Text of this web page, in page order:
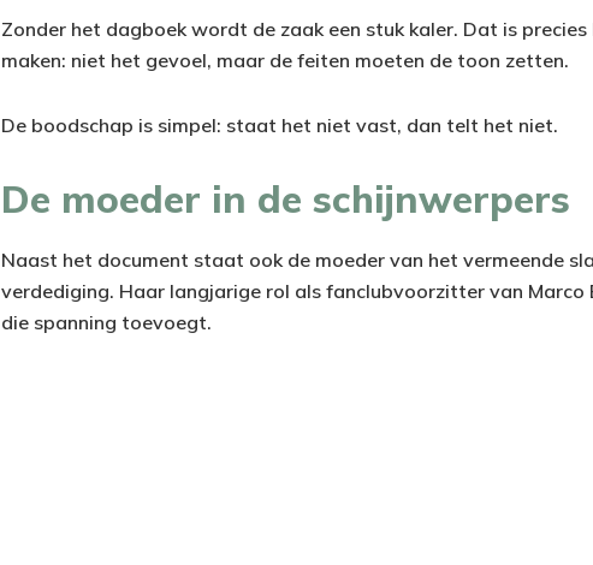
Zonder het dagboek wordt de zaak een stuk kaler. Dat is
maken: niet het gevoel, maar de feiten moeten de toon zetten.
De boodschap is simpel: staat het niet vast, dan telt het niet.
De moeder in de schijnwerpers
Naast het document staat ook de moeder van het vermeende
verdediging. Haar langjarige rol als fanclubvoorzitter van
die spanning toevoegt.